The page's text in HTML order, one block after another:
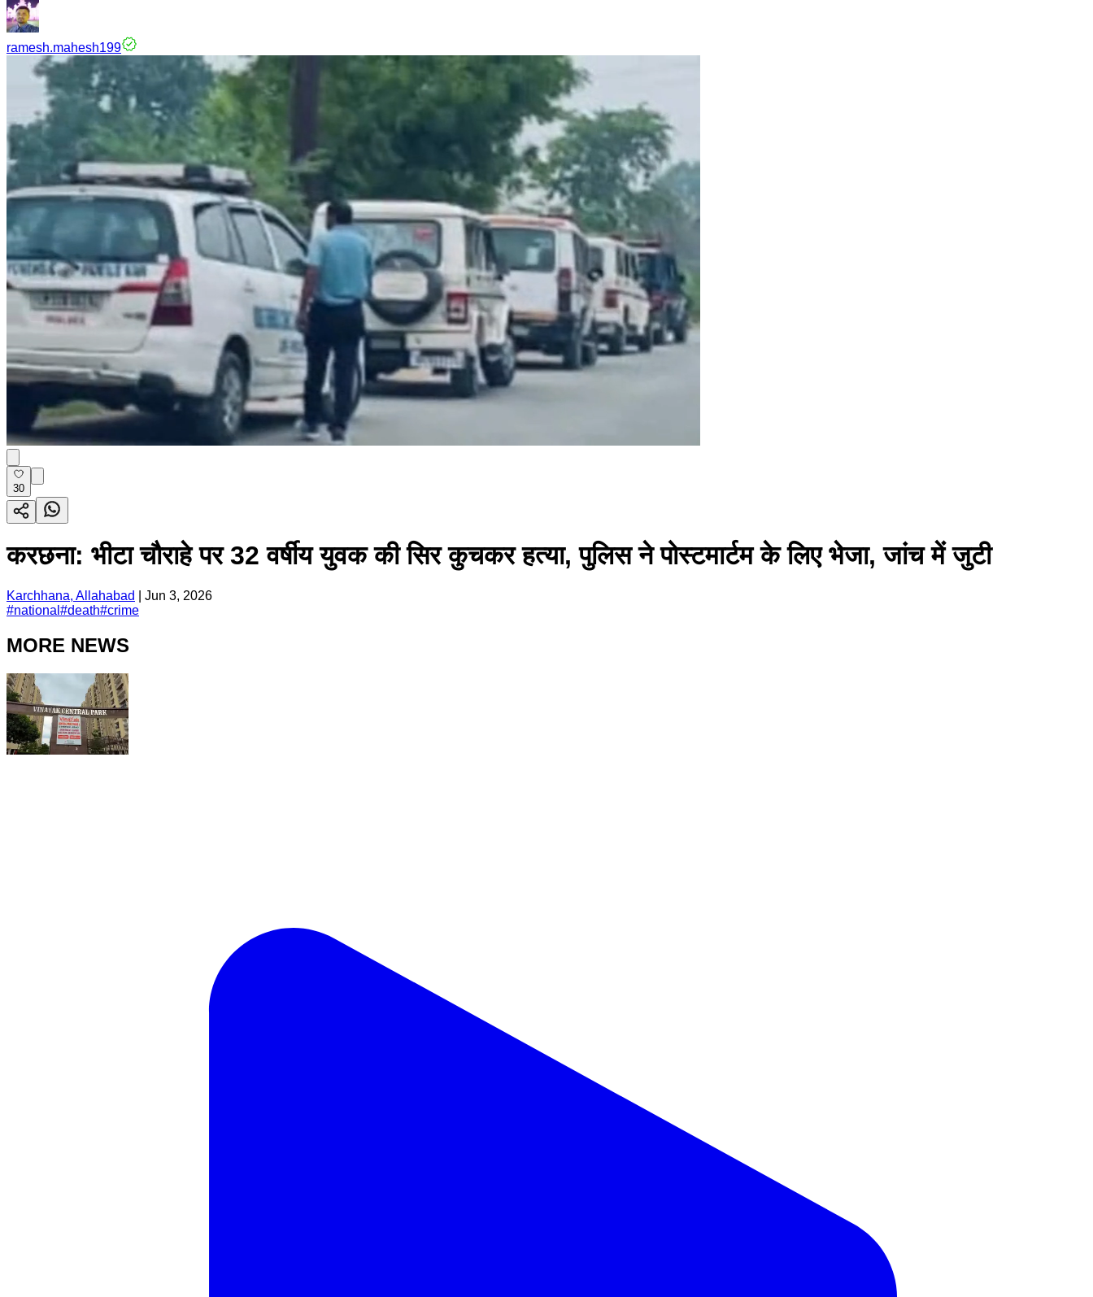
ramesh.mahesh199
30
करछना: भीटा चौराहे पर 32 वर्षीय युवक की सिर कुचकर हत्या, पुलिस ने पोस्टमार्टम के लिए भेजा, जांच में जुटी
Karchhana, Allahabad
Jun 3, 2026
#national #death#crime
MORE NEWS